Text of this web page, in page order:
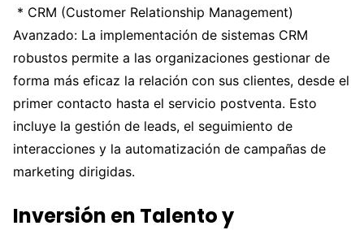
* CRM (Customer Relationship Management)
Avanzado: La implementación de sistemas CRM
robustos permite a las organizaciones gestionar de
forma más eficaz la relación con sus clientes, desde el
primer contacto hasta el servicio postventa. Esto
incluye la gestión de leads, el seguimiento de
interacciones y la automatización de campañas de
marketing dirigidas.
Inversión en Talento y